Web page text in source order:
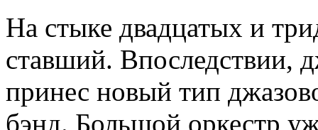
На стыке двадцатых и
ставший. Впоследствии,
принес новый тип
бэнд. Большой оркестр